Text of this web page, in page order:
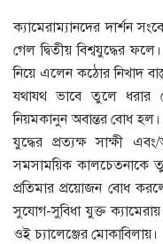
ক্যামেরাম্যানদের দার্শন
গেল দ্বিতীয় বিশ্বযুদ্ধের
নিয়ে এলেন কঠোর নিখাদ
যথাযথ ভাবে তুলে ধরার
নিয়মকানুন অবান্তর বােধ
যুদ্ধের প্রত্যক্ষ সাক্ষী
সমসাময়িক কালচেতনাকে
প্রতিমার প্রয়ােজন বােধ
সুযােগ-সুবিধা যুক্ত
ওই চ্যালেঞ্জের মােকাবিলায়।